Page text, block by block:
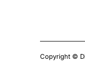
Copyright ©